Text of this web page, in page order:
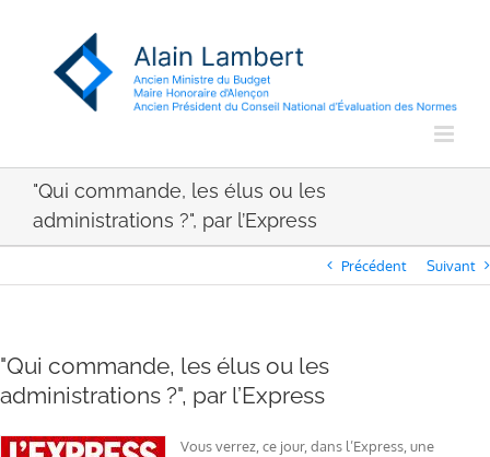
"Qui commande, les élus ou les
administrations ?", par l’Express
Précédent Suivant
"Qui commande, les élus ou les
administrations ?", par l’Express
Vous verrez, ce jour, dans l’Express, une